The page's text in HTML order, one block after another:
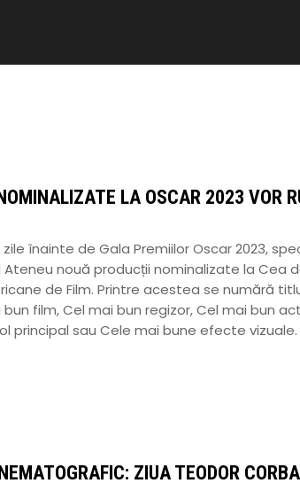
LA OSCAR 2023 VOR
înainte de Gala Premiilor Oscar 2023,
nouă producții nominalizate la Cea
de Film. Printre acestea se numără
bun film, Cel mai bun regizor, Cel mai bun
principal sau Cele mai bune efecte vizuale.
ZIUA TEODOR